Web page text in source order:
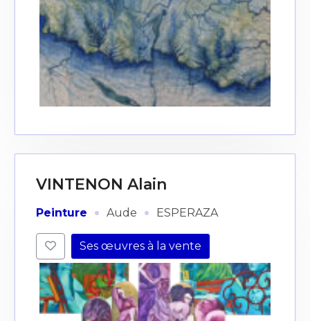
VINTENON Alain
Peinture · Aude · ESPERAZA
Ses œuvres à la vente